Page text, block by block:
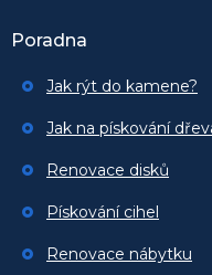
Poradna
Jak rýt do kamene?
Jak na pískování
Renovace disků
Pískování cihel
Renovace nábytku